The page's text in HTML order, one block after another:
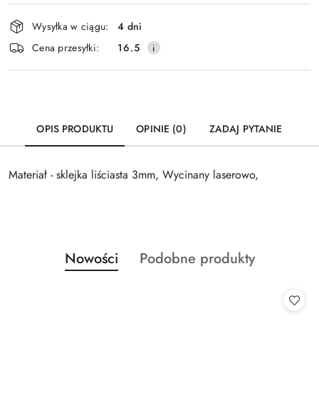
Dostępność
i
dostawa
Wysyłka w ciągu:
4 dni
Cena przesyłki:
16.5
OPIS PRODUKTU OPINIE (0) ZADAJ PYTANIE
Materiał - sklejka liściasta 3mm, Wycinany laserowo,
Pomiń karuzelę produktów
Produkty
o
Nowości
Produkty
Podobne produkty